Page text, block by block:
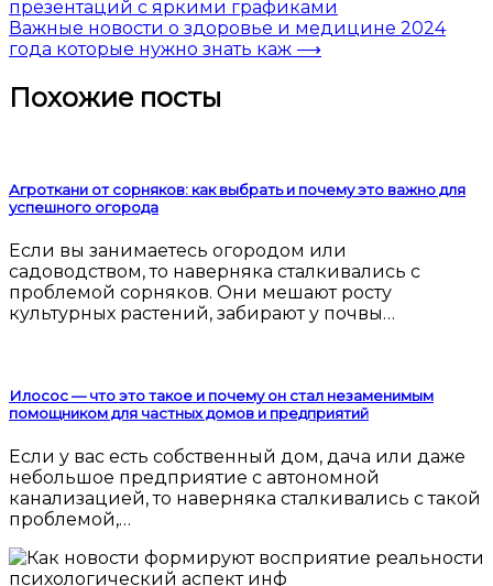
презентаций с яркими графиками
Важные новости о здоровье и медицине 2024
года которые нужно знать каж ⟶
Похожие посты
Агроткани от сорняков: как выбрать и почему это важно для
успешного огорода
Если вы занимаетесь огородом или
садоводством, то наверняка сталкивались с
проблемой сорняков. Они мешают росту
культурных растений, забирают у почвы…
Илосос — что это такое и почему он стал незаменимым
помощником для частных домов и предприятий
Если у вас есть собственный дом, дача или даже
небольшое предприятие с автономной
канализацией, то наверняка сталкивались с такой
проблемой,…